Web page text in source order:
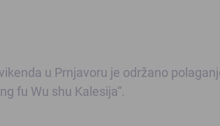
u Prnjavoru je održano
fu Wu shu Kalesija“.